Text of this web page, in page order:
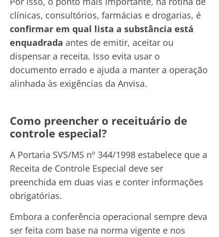
clínicas, consultórios, farmácias e drogarias, é
confirmar em qual lista a substância está
enquadrada antes de emitir, aceitar ou
dispensar a receita. Isso evita usar o
documento errado e ajuda a manter a operação
alinhada às exigências da Anvisa.
Como preencher o receituário de
controle especial?
A Portaria SVS/MS nº 344/1998 estabelece que a
Receita de Controle Especial deve ser
preenchida em duas vias e conter informações
obrigatórias.
Embora a conferência operacional sempre deva
ser feita com base na norma vigente e nos